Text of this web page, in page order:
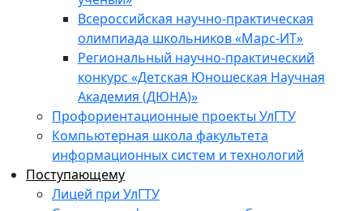
Всероссийская научно-практическая
олимпиада школьников «Марс-ИТ»
Региональный научно-практический
конкурс «Детская Юношеская Научная
Академия (ДЮНА)»
Профориентационные проекты УлГТУ
Компьютерная школа факультета
информационных систем и технологий
Поступающему
Лицей при УлГТУ